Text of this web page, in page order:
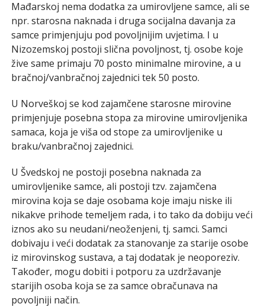
Mađarskoj nema dodatka za umirovljene samce, ali se
npr. starosna naknada i druga socijalna davanja za
samce primjenjuju pod povoljnijim uvjetima. I u
Nizozemskoj postoji slična povoljnost, tj. osobe koje
žive same primaju 70 posto minimalne mirovine, a u
bračnoj/vanbračnoj zajednici tek 50 posto.
U Norveškoj se kod zajamčene starosne mirovine
primjenjuje posebna stopa za mirovine umirovljenika
samaca, koja je viša od stope za umirovljenike u
braku/vanbračnoj zajednici.
U Švedskoj ne postoji posebna naknada za
umirovljenike samce, ali postoji tzv. zajamčena
mirovina koja se daje osobama koje imaju niske ili
nikakve prihode temeljem rada, i to tako da dobiju veći
iznos ako su neudani/neoženjeni, tj. samci. Samci
dobivaju i veći dodatak za stanovanje za starije osobe
iz mirovinskog sustava, a taj dodatak je neoporeziv.
Također, mogu dobiti i potporu za uzdržavanje
starijih osoba koja se za samce obračunava na
povoljniji način.